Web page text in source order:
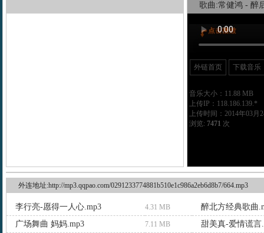
歌曲:常健鸿 - 醉
外链首页 下载音乐
音乐大小：11.88 MB
上传IP：118.186.139.*
上传时间：2014年03月
浏览: 7471 次
外连地址:http://mp3.qqpao.com/0291233774881b510e1c986a2eb6d8b7/664.mp3
李行亮-愿得一人心.mp3 4.31 MB
醉北方经典歌曲
广场舞曲 妈妈.mp3
7.11 MB
甜美真-爱情谎言